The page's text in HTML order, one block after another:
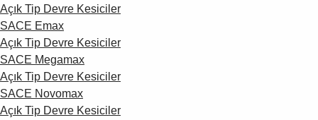
0
Açık Tip Devre Kesiciler
SACE Emax
Açık Tip Devre Kesiciler
SACE Megamax
Açık Tip Devre Kesiciler
SACE Novomax
Açık Tip Devre Kesiciler